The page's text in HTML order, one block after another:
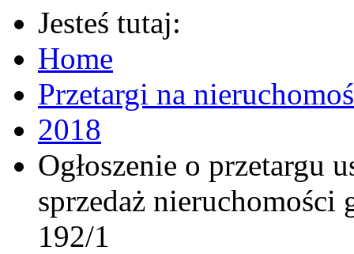
Jesteś tutaj:
Home
Przetargi na
2018
Ogłoszenie o przetargu
sprzedaż
192/1